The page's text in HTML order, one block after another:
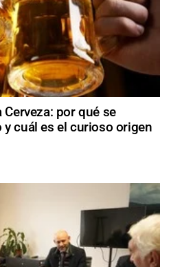
por qué se
cuál es el curioso origen